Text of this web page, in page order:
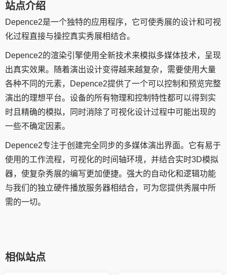
站点介绍
Depence2是一个独特的应用程序，它可使秀展的设计和可视
化过程直接与操控真实秀展相结合。
Depence2的渲染引擎使用全新技术来模拟多媒体技术，呈现
出真实效果。随着演出设计变得越来越复杂，需要使用大量
各种不同的元素，Depence2提供了一个可以控制和预览完整
演出的理想平台。设备的所有物理和控制特性都可以得到实
时且精确的模拟，同时消除了可视化设计过程中可能出现的
一些不确定因素。
Depence2专注于创建完全同步的多媒体演出界面。它有易于
使用的工作流程，可视化的时间轴环境，并结合实时3D模拟
器，使复杂秀展的编写更加便捷。强大的自动化和逻辑功能
与我们的独立硬件播放服务器相结合，可为您提供秀展中所
需的一切。
相似站点